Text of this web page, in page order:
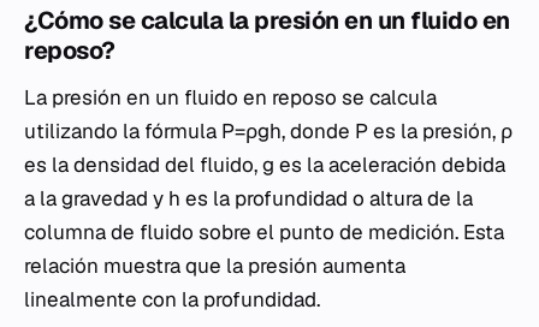
¿Cómo se calcula la presión en un fluido en
reposo?
La presión en un fluido en reposo se calcula
utilizando la fórmula P=ρgh, donde P es la presión, ρ
es la densidad del fluido, g es la aceleración debida
a la gravedad y h es la profundidad o altura de la
columna de fluido sobre el punto de medición. Esta
relación muestra que la presión aumenta
linealmente con la profundidad.